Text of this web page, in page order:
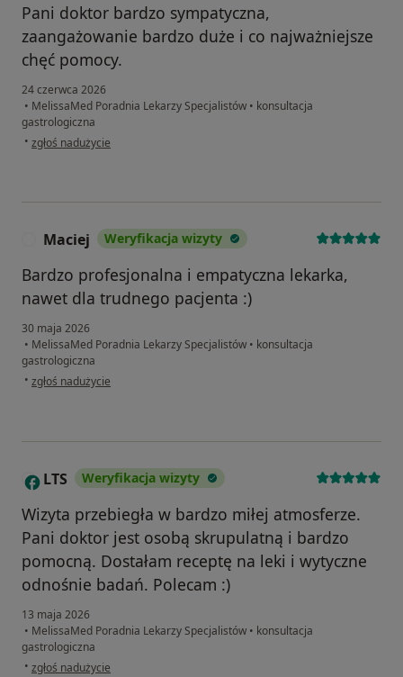
Pani doktor bardzo sympatyczna,
zaangażowanie bardzo duże i co najważniejsze
chęć pomocy.
24 czerwca 2026
• MelissaMed Poradnia Lekarzy Specjalistów • konsultacja
gastrologiczna
• w opinii użytkownika Krzysztof
zgłoś nadużycie
Maciej Weryfikacja wizyty
Bardzo profesjonalna i empatyczna lekarka,
nawet dla trudnego pacjenta :)
30 maja 2026
• MelissaMed Poradnia Lekarzy Specjalistów • konsultacja
gastrologiczna
• w opinii użytkownika Maciej
zgłoś nadużycie
L LTS Weryfikacja wizyty
Wizyta przebiegła w bardzo miłej atmosferze.
Pani doktor jest osobą skrupulatną i bardzo
pomocną. Dostałam receptę na leki i wytyczne
odnośnie badań. Polecam :)
13 maja 2026
• MelissaMed Poradnia Lekarzy Specjalistów • konsultacja
gastrologiczna
• w opinii użytkownika LTS
zgłoś nadużycie